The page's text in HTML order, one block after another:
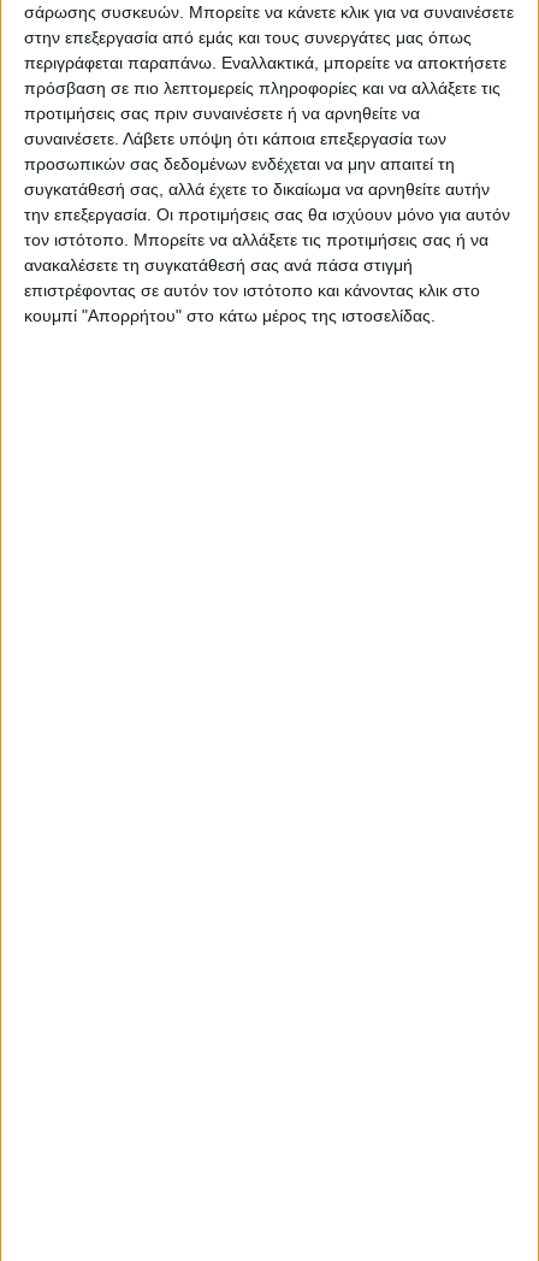
σάρωσης συσκευών. Μπορείτε να κάνετε κλικ για να συναινέσετε
στην επεξεργασία από εμάς και τους συνεργάτες μας όπως
περιγράφεται παραπάνω. Εναλλακτικά, μπορείτε να αποκτήσετε
πρόσβαση σε πιο λεπτομερείς πληροφορίες και να αλλάξετε τις
προτιμήσεις σας πριν συναινέσετε ή να αρνηθείτε να
συναινέσετε. Λάβετε υπόψη ότι κάποια επεξεργασία των
προσωπικών σας δεδομένων ενδέχεται να μην απαιτεί τη
συγκατάθεσή σας, αλλά έχετε το δικαίωμα να αρνηθείτε αυτήν
την επεξεργασία. Οι προτιμήσεις σας θα ισχύουν μόνο για αυτόν
τον ιστότοπο. Μπορείτε να αλλάξετε τις προτιμήσεις σας ή να
ανακαλέσετε τη συγκατάθεσή σας ανά πάσα στιγμή
επιστρέφοντας σε αυτόν τον ιστότοπο και κάνοντας κλικ στο
κουμπί "Απορρήτου" στο κάτω μέρος της ιστοσελίδας.
ΝΕΟΣ ΑΓΩΝ
https://neosagon.gr
Η Αρχαιότερη Καθημερινή Πρωινή Εφημερίδα της Καρδίτσας
ΠΑΡΟΜΟΙΑ ΑΡΘΡΑ